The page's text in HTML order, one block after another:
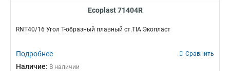
Ecoplast 71404R
RNT40/16 Угол Т-образный плавный ст.TIA Экопласт
Подробнее Сравнить
Наличие: В наличии